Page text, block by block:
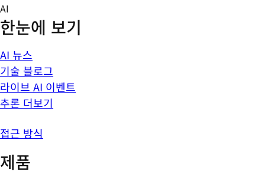
Skip
to
content
AI
한눈에 보기
AI 뉴스
기술 블로그
라이브 AI 이벤트
추론 더보기
접근 방식
제품